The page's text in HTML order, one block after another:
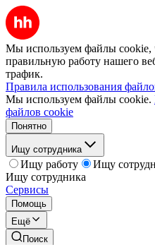
Мы используем файлы cookie,
правильную работу нашего
трафик.
Правила использования
Мы используем файлы cookie.
файлов cookie
Понятно
Ищу сотрудника
Ищу работу
Ищу
Ищу сотрудника
Сервисы
Помощь
Ещё
Поиск